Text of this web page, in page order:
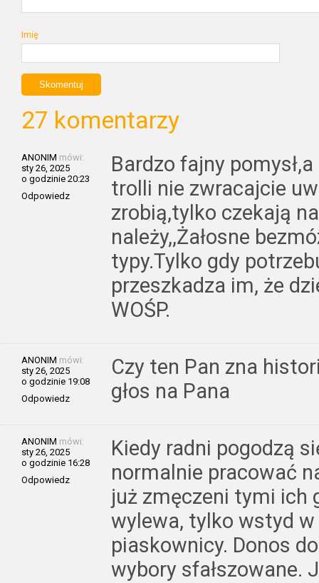
Imię
27 komentarzy
ANONIM mówi:
sty 26, 2025
o godzinie 20:23
Odpowiedz
Bardzo fajny
trolli nie zwracajcie
zrobią,tylko czekają
należy,,Żałosne
typy.Tylko gdy
przeszkadza im, że
WOŚP.
ANONIM mówi:
sty 26, 2025
o godzinie 19:08
Odpowiedz
Czy ten Pan zna
głos na Pana
ANONIM mówi:
sty 26, 2025
o godzinie 16:28
Odpowiedz
Kiedy radni pogodzą
normalnie pracować
już zmęczeni tymi ich
wylewa, tylko wstyd
piaskownicy. Donos
wybory sfałszowane.